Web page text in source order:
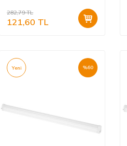
282,79TL
121,60 TL
%60
Yeni